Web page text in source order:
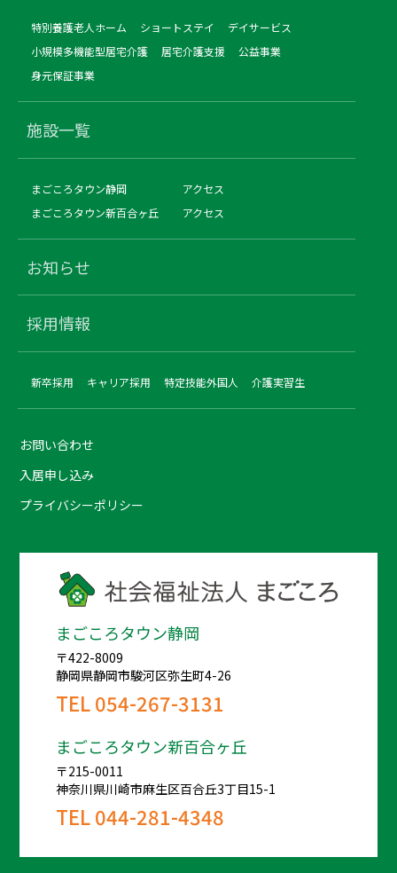
特別養護老人ホーム ショートステイ
デイサービス
小規模多機能型居宅介護
居宅介護支援
公益事業
身元保証事業
施設一覧
まごころタウン静岡
アクセス
まごころタウン新百合ヶ丘
アクセス
お知らせ
採用情報
新卒採用 キャリア採用 特定技能外国人 介護実習生
お問い合わせ
入居申し込み
プライバシーポリシー
まごころタウン静岡
〒422-8009
静岡県静岡市駿河区弥生町4-26
TEL054-267-3131
まごころタウン新百合ヶ丘
〒215-0011
神奈川県川崎市麻生区百合丘3丁目15-1
TEL044-281-4348